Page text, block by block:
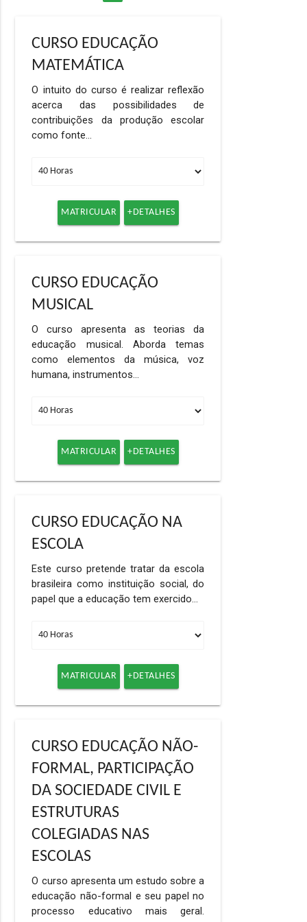
CURSO EDUCAÇÃO
MATEMÁTICA
O intuito do curso é realizar reflexão
acerca das possibilidades de
contribuições da produção escolar
como fonte…
MATRICULAR +DETALHES
CURSO EDUCAÇÃO
MUSICAL
O curso apresenta as teorias da
educação musical. Aborda temas
como elementos da música, voz
humana, instrumentos…
MATRICULAR +DETALHES
CURSO EDUCAÇÃO NA
ESCOLA
Este curso pretende tratar da escola
brasileira como instituição social, do
papel que a educação tem exercido…
MATRICULAR +DETALHES
CURSO EDUCAÇÃO NÃO-
FORMAL, PARTICIPAÇÃO
DA SOCIEDADE CIVIL E
ESTRUTURAS
COLEGIADAS NAS
ESCOLAS
O curso apresenta um estudo sobre a
educação não-formal e seu papel no
processo educativo mais geral.